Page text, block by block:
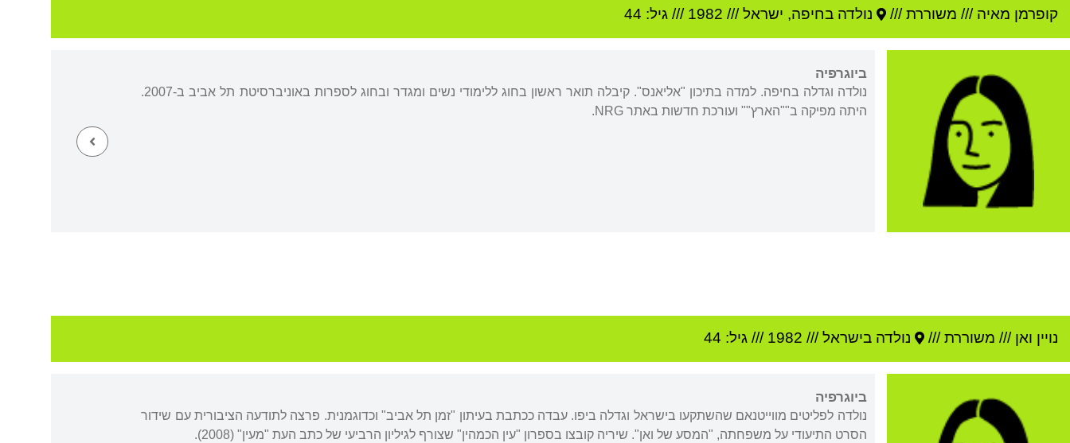
קופרמן מאיה /// משוררת /// נולדה בחיפה, ישראל///
1982 /// גיל: 44
ביוגרפיה
נולדה וגדלה בחיפה. למדה בתיכון "אליאנס". קיבלה תואר ראשון בחוג ללימודי נשים ומגדר ובחוג לספרות באוניברסיטת תל אביב ב-2007.
היתה מפיקה ב""הארץ"" ועורכת חדשות באתר NRG.
נויין ואן /// משוררת /// נולדה בישראל///
1982 /// גיל: 44
ביוגרפיה
נולדה לפליטים מווייטנאם שהשתקעו בישראל וגדלה ביפו. עבדה ככתבת בעיתון "זמן תל אביב" וכדוגמנית. פרצה לתודעה הציבורית עם שידור
הסרט התיעודי על משפחתה, "המסע של ואן". שיריה קובצו בספרון "עין הכמהין" שצורף לגיליון הרביעי של כתב העת "מעין" (2008).